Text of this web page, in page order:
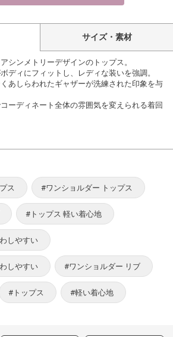
サイズ・素材
シンメトリーデザインのトップス。
ディにフィットし、レディな装いを強調。
あしらわれたギャザーが洗練された印象を与
ーディネート全体の雰囲気を変えられる着回
ス #ワンショルダー トップス
#トップス 軽い着心地
しやすい
しやすい #ワンショルダー リブ
#トップス #軽い着心地